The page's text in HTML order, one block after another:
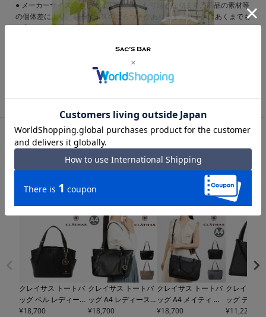
TOP レディース
トートバッグ｜レディース
クレイサス トートバッグ A4 ベル レディース 190620 CLATHAS
軽量 肩掛け パスケース 通勤
● メーカーサイズ、もしくは実際に測った寸法となります。商品の素材等
の個体差により、若干サイズのばらつきがあります。サイズはあくまでも
目安としてお考えください。
位により風合いやシミ・シワ感や焦げ、濃淡など多少の個体差がある場合
があります。あらかじめご了承ください。
一緒に見られている商品
クレイサス トートバ
ッグ ベル レディース
190621 CLATHAS 2
¥18,700
クレイサス トートバ
ッグ A4 レディース
マリー190630 CLAT
¥18,700
クレイサス トートバ
ッグ A4 メイティ レ
ディース 190590 CL
¥18,700
クレイサス
ッグ デュラ
ィース
¥11,220